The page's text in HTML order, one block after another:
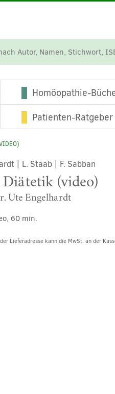
Homöopathie-
Patienten-Ratgeber
| L. Staab| F. Sabban
Diätetik (video)
Ute Engelhardt
60 min.
Lieferadresse kann die MwSt. an der